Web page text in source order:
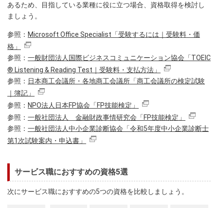
あるため、目指している業種に役に立つ場合、資格取得を検討し
ましょう。
参照： Microsoft Office Specialist「受験するには｜受験料・価
格」
参照： 一般財団法人国際ビジネスコミュニケーション協会「TOEIC
® Listening & Reading Test｜受験料・支払方法」
参照： 日本商工会議所・各地商工会議所「商工会議所の検定試験
｜簿記」
参照： NPO法人日本FP協会「FP技能検定」
参照： 一般社団法人 金融財政事情研究会「FP技能検定」
参照： 一般社団法人中小企業診断協会「令和5年度中小企業診断士
第1次試験案内・申込書」
サービス職におすすめの資格5選
次にサービス職におすすめの5つの資格を比較しましょう。